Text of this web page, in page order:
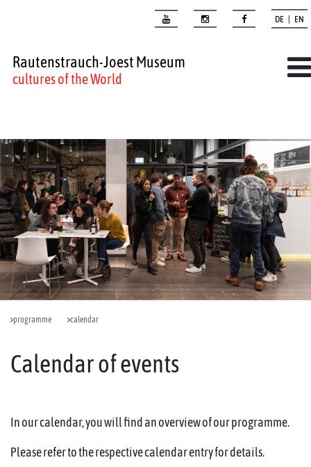
DE | EN
Rautenstrauch-Joest Museum
cultures of the World
programme calendar
Calendar of events
In our calendar, you will find an overview of our programme.
Please refer to the respective calendar entry for details.